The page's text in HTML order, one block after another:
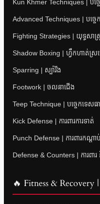
Kun Khmer Techniques | បច្ច
Advanced Techniques | បច្ច
Fighting Strategies | យុទ្ធសាស្ត្
Shadow Boxing | ហ្វឹកហាត់ស្
Sparring | ស្ប៉ារីង
Footwork | ចលនាជើង
Teep Technique | បច្ចេកទេសធ
Kick Defense | ការពារការទាត់
Punch Defense | ការពារកណ្តា
Defense & Counters | ការពា
🔥 Fitness & Recovery